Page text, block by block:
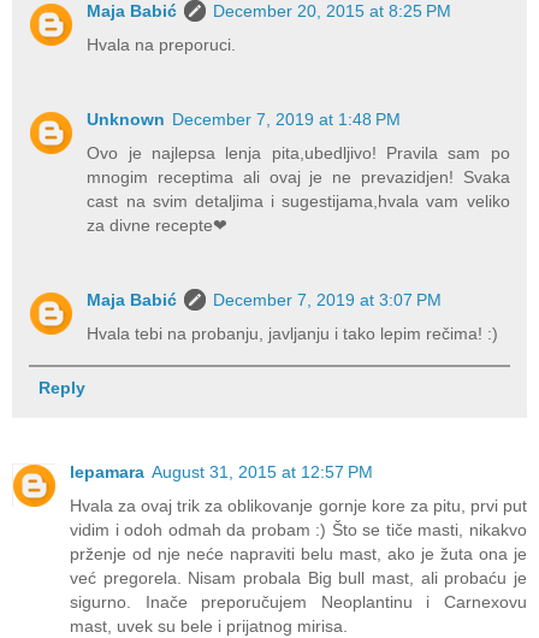
Maja Babić
December 20, 2015 at 8:25 PM
Hvala na preporuci.
Unknown December 7, 2019 at 1:48 PM
Ovo je najlepsa lenja pita,ubedljivo! Pravila sam po
mnogim receptima ali ovaj je ne prevazidjen! Svaka
cast na svim detaljima i sugestijama,hvala vam veliko
za divne recepte❤
Maja Babić
December 7, 2019 at 3:07 PM
Hvala tebi na probanju, javljanju i tako lepim rečima! :)
Reply
lepamara August 31, 2015 at 12:57 PM
Hvala za ovaj trik za oblikovanje gornje kore za pitu, prvi put
vidim i odoh odmah da probam :) Što se tiče masti, nikakvo
prženje od nje neće napraviti belu mast, ako je žuta ona je
već pregorela. Nisam probala Big bull mast, ali probaću je
sigurno. Inače preporučujem Neoplantinu i Carnexovu
mast, uvek su bele i prijatnog mirisa.